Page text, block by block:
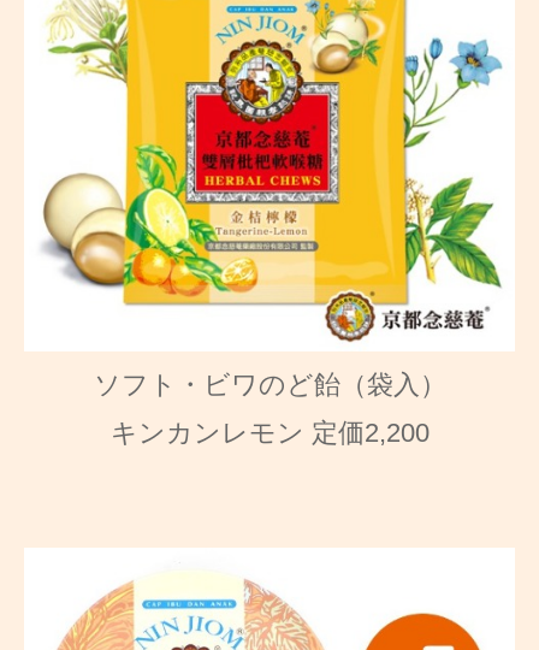
ソフト・ビワのど飴（袋入）
キンカンレモン 定価2,200